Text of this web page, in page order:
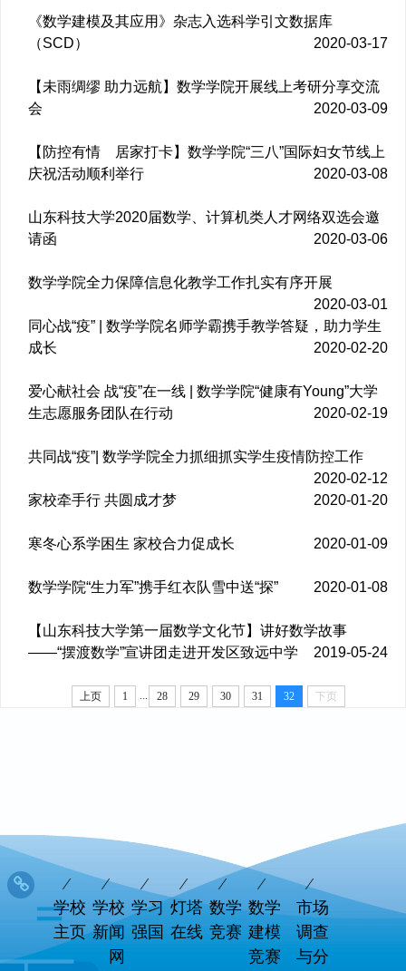
《数学建模及其应用》杂志入选科学引文数据库
（SCD）
2020-03-17
【未雨绸缪 助力远航】数学学院开展线上考研分享交流
会
2020-03-09
【防控有情 居家打卡】数学学院“三八”国际妇女节线上
庆祝活动顺利举行
2020-03-08
山东科技大学2020届数学、计算机类人才网络双选会邀
请函
2020-03-06
数学学院全力保障信息化教学工作扎实有序开展
2020-03-01
同心战“疫” | 数学学院名师学霸携手教学答疑，助力学生
成长
2020-02-20
爱心献社会 战“疫”在一线 | 数学学院“健康有Young”大学
生志愿服务团队在行动
2020-02-19
共同战“疫”| 数学学院全力抓细抓实学生疫情防控工作
2020-02-12
家校牵手行 共圆成才梦
2020-01-20
寒冬心系学困生 家校合力促成长 2020-01-09
数学学院“生力军”携手红衣队雪中送“探” 2020-01-08
【山东科技大学第一届数学文化节】讲好数学故事
——“摆渡数学”宣讲团走进开发区致远中学
2019-05-24
上页 1 ... 28 29 30 31 32 下页
学校
主页
学校
新闻
网
学习
强国
灯塔
在线
数学
竞赛
数学
建模
竞赛
市场
调查
与分